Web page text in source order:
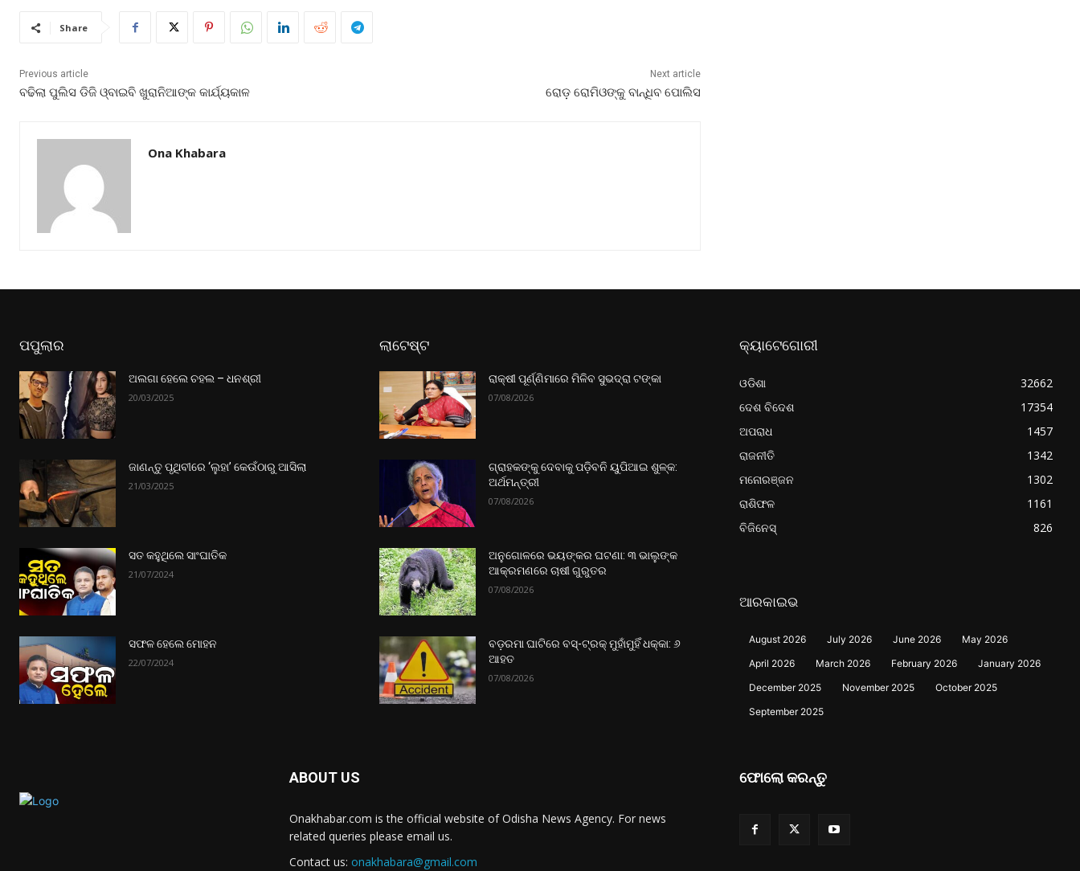
Share
Previous article
ବଢିଲା ପୁଲିସ ଡିଜି ଓ୍ବାଇବି ଖୁରାନିଆଙ୍କ କାର୍ଯ୍ୟକାଳ
Next article
ରୋଡ଼ ରୋମିଓଙ୍କୁ ବାନ୍ଧିବ ପୋଲିସ
Ona Khabara
ପପୁଲାର
ଅଲଗା ହେଲେ ଚହଲ – ଧନଶ୍ରୀ
20/03/2025
ଜାଣନ୍ତୁ ପୃଥିବୀରେ ‘ଲୁହା’ କେଉଁଠାରୁ ଆସିଲା
21/03/2025
ସତ କହୁଥିଲେ ସାଂଘାତିକ
21/07/2024
ସଫଳ ହେଲେ ମୋହନ
22/07/2024
ଲାଟେଷ୍ଟ
ରାକ୍ଷୀ ପୂର୍ଣ୍ଣିମାରେ ମିଳିବ ସୁଭଦ୍ରା ଟଙ୍କା
07/08/2026
ଗ୍ରାହକଙ୍କୁ ଦେବାକୁ ପଡ଼ିବନି ୟୁପିଆଇ ଶୁଳ୍କ:
ଅର୍ଥମନ୍ତ୍ରୀ
07/08/2026
ଅନୁଗୋଳରେ ଭୟଙ୍କର ଘଟଣା: ୩ ଭାଲୁଙ୍କ
ଆକ୍ରମଣରେ ଚାଷୀ ଗୁରୁତର
07/08/2026
ବଡ଼ରମା ଘାଟିରେ ବସ୍-ଟ୍ରକ୍ ମୁହାଁମୁହିଁ ଧକ୍କା: ୬
ଆହତ
07/08/2026
କ୍ୟାଟେଗୋରୀ
ଓଡିଶା
32662
ଦେଶ ବିଦେଶ
17354
ଅପରାଧ
1457
ରାଜନୀତି
1342
ମନୋରଞ୍ଜନ
1302
ରାଶିଫଳ
1161
ବିଜିନେସ୍
826
ଆରକାଇଭ
August 2026 July 2026 June 2026
May 2026
April 2026
March 2026 February 2026
January 2026
December 2025
November 2025
October 2025
September 2025
ABOUT US
Onakhabar.com is the official website of Odisha News Agency. For news
related queries please email us.
Contact us: onakhabara@gmail.com
ଫୋଲୋ କରନ୍ତୁ